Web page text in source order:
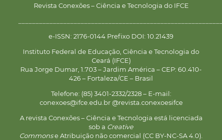
Revista Conexões – Ciência e Tecnologia do IFCE
e-ISSN: 2176-0144 Prefixo DOI: 10.21439
Instituto Federal de Educação, Ciência e Tecnologia do
Ceará (IFCE)
Rua Jorge Dumar, 1.703 – Jardim América – CEP: 60.410-
426 – Fortaleza/CE – Brasil
Telefone: (85) 3401-2332/2328 – E-mail:
conexoes@ifce.edu.br @revista.conexoesifce
A revista Conexões – Ciência e Tecnologia está licenciada
sob a Creative
Commonse Atribuição não comercial (CC BY-NC-SA 4.0).